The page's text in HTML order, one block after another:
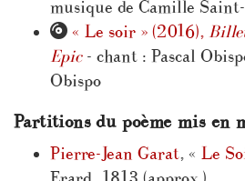
musique de Camille
« Le soir » (2016),
Epic- chant : Pascal
Obispo
Partitions du poème mis en
Pierre-Jean Garat, « Le